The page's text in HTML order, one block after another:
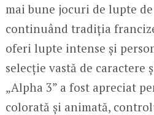
mai bune jocuri de lupte de
continuând tradiția
oferi lupte intense și
selecție vastă de caractere
„Alpha 3” a fost apreciat
colorată și animată,